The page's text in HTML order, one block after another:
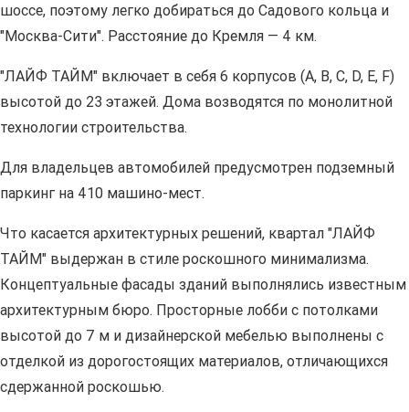
шоссе, поэтому легко добираться до Садового кольца и
"Москва-Сити". Расстояние до Кремля — 4 км.
"ЛАЙФ ТАЙМ" включает в себя 6 корпусов (A, B, C, D, E, F)
высотой до 23 этажей. Дома возводятся по монолитной
технологии строительства.
Для владельцев автомобилей предусмотрен подземный
паркинг на 410 машино-мест.
Что касается архитектурных решений, квартал "ЛАЙФ
ТАЙМ" выдержан в стиле роскошного минимализма.
Концептуальные фасады зданий выполнялись известным
архитектурным бюро. Просторные лобби с потолками
высотой до 7 м и дизайнерской мебелью выполнены с
отделкой из дорогостоящих материалов, отличающихся
сдержанной роскошью.